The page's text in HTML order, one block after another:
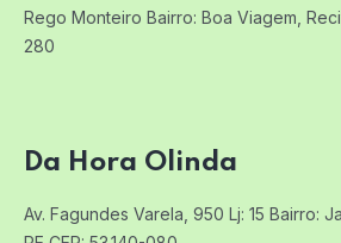
Rego Monteiro Bairro: Boa Viagem,
280
Da Hora Olinda
Av. Fagundes Varela, 950 Lj: 15 Bairro: